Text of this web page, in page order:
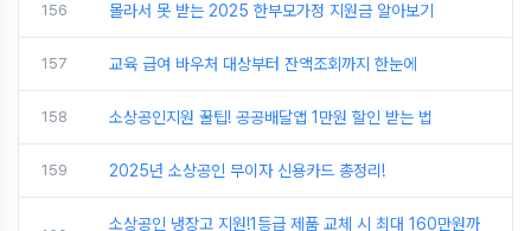
156 몰라서 못 받는 2025 한부모가정 지원금 알아보기
157 교육 급여 바우처 대상부터 잔액조회까지 한눈에
158 소상공인지원 꿀팁! 공공배달앱 1만원 할인 받는 법
159 2025년 소상공인 무이자 신용카드 총정리!
소상공인 냉장고 지원!1등급 제품 교체 시 최대 160만원까